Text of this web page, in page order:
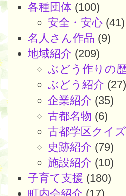
各種団体 (100)
安全・安心 (41)
名人さん作品 (9)
地域紹介 (209)
ぶどう作りの
ぶどう紹介 (27)
企業紹介 (35)
古都名物 (6)
古都学区クイ
史跡紹介 (79)
施設紹介 (10)
子育て支援 (180)